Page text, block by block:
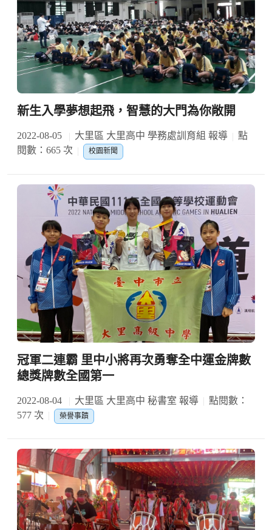
新生入學夢想起飛，智慧的大門為你敞開
2022-08-05 大里區 大里高中 學務處訓育組 報導
點
閱數：665 次
校園新聞
冠軍二連霸 里中小將再次勇奪全中運金牌數
總獎牌數全國第一
2022-08-04 大里區 大里高中 秘書室 報導
點閱數：
577 次
榮譽事蹟